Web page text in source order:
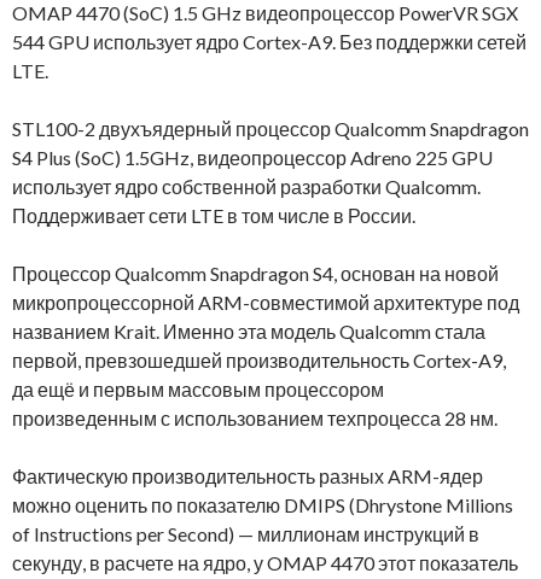
OMAP 4470 (SoC) 1.5 GHz видеопроцессор PowerVR SGX
544 GPU использует ядро Cortex-A9. Без поддержки сетей
LTE.
STL100-2 двухъядерный процессор Qualcomm Snapdragon
S4 Plus (SoC) 1.5GHz, видеопроцессор Adreno 225 GPU
использует ядро собственной разработки Qualcomm.
Поддерживает сети LTE в том числе в России.
Процессор Qualcomm Snapdragon S4, основан на новой
микропроцессорной ARM-совместимой архитектуре под
названием Krait. Именно эта модель Qualcomm стала
первой, превзошедшей производительность Cortex-A9,
да ещё и первым массовым процессором
произведенным с использованием техпроцесса 28 нм.
Фактическую производительность разных ARM-ядер
можно оценить по показателю DMIPS (Dhrystone Millions
of Instructions per Second) — миллионам инструкций в
секунду, в расчете на ядро, у OMAP 4470 этот показатель